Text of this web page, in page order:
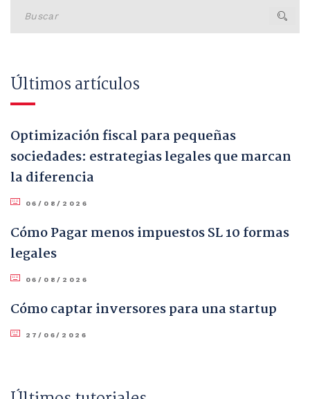
Últimos artículos
Optimización fiscal para pequeñas
sociedades: estrategias legales que marcan
la diferencia
06/08/2026
Cómo Pagar menos impuestos SL 10 formas
legales
06/08/2026
Cómo captar inversores para una startup
27/06/2026